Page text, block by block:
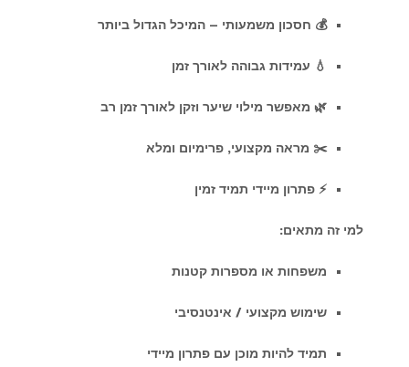
💰 חסכון משמעותי – המיכל הגדול ביותר
💧 עמידות גבוהה לאורך זמן
🌿 מאפשר מילוי שיער וזקן לאורך זמן רב
✂️ מראה מקצועי, פרימיום ומלא
⚡ פתרון מיידי תמיד זמין
למי זה מתאים:
משפחות או מספרות קטנות
שימוש מקצועי / אינטנסיבי
תמיד להיות מוכן עם פתרון מיידי